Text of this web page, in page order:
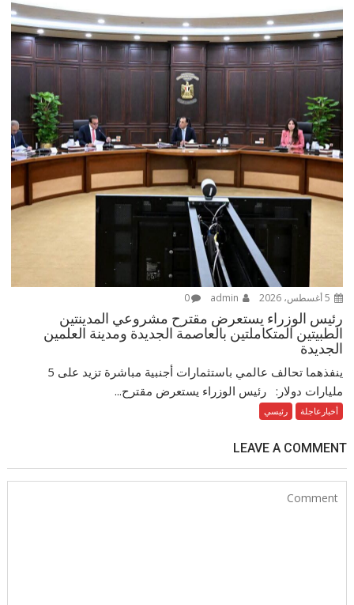
0
رئيس الوزراء يستعرض مقترح مشروعي المدينتين
الطبيتين المتكاملتين بالعاصمة الجديدة ومدينة العلمين
الجديدة
ينفذهما تحالف عالمي باستثمارات أجنبية مباشرة تزيد على 5
مليارات دولار: رئيس الوزراء يستعرض مقترح...
أخبارعاجلة رئيسي
LEAVE A COMMENT